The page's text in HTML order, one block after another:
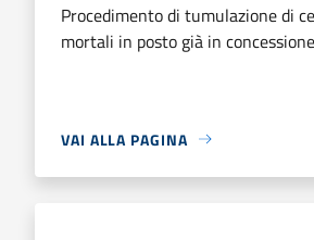
Procedimento di tumulazione di
mortali in posto già in concessione
VAI ALLA PAGINA